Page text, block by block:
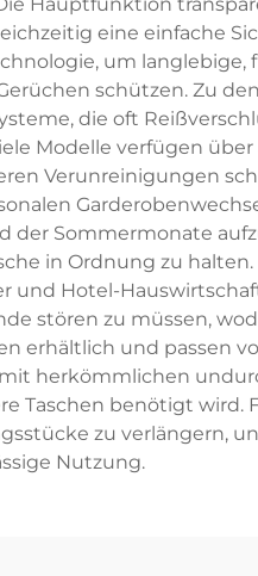
eine einfache
um langlebige,
schützen. Zu
die oft
Modelle verfügen
Verunreinigungen
der Sommermonate
in Ordnung zu halten.
und Hotel-
stören zu müssen,
erhältlich und passen
mit herkömmlichen
Taschen benötigt wird.
zu verlängern,
Nutzung.